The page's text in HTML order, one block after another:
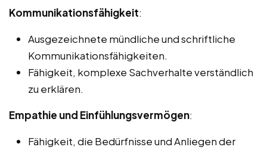
Kommunikationsfähigkeit:
Ausgezeichnete mündliche und schriftliche
Kommunikationsfähigkeiten.
Fähigkeit, komplexe Sachverhalte verständlich
zu erklären.
Empathie und Einfühlungsvermögen:
Fähigkeit, die Bedürfnisse und Anliegen der